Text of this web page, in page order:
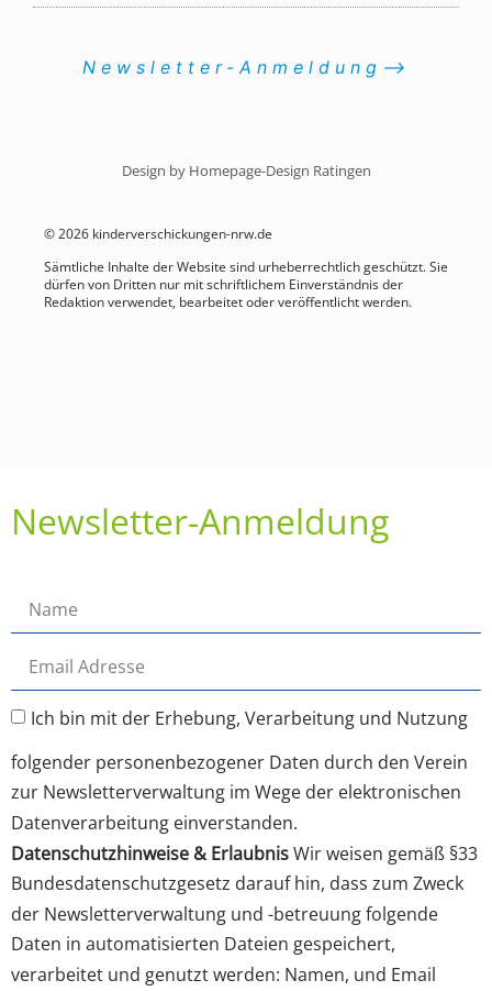
Newsletter-Anmeldung⟶
Design by Homepage-Design Ratingen
© 2026 kinderverschickungen-nrw.de
Sämtliche Inhalte der Website sind urheberrechtlich geschützt. Sie
dürfen von Dritten nur mit schriftlichem Einverständnis der
Redaktion verwendet, bearbeitet oder veröffentlicht werden.
Newsletter-Anmeldung
Ich bin mit der Erhebung, Verarbeitung und Nutzung
folgender personenbezogener Daten durch den Verein
zur Newsletterverwaltung im Wege der elektronischen
Datenverarbeitung einverstanden.
Datenschutzhinweise & ErlaubnisWir weisen gemäß §33
Bundesdatenschutzgesetz darauf hin, dass zum Zweck
der Newsletterverwaltung und -betreuung folgende
Daten in automatisierten Dateien gespeichert,
verarbeitet und genutzt werden: Namen, und Email